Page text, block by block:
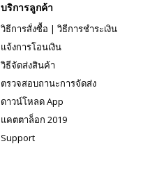
บริการลูกค้า
วิธีการสั่งซื้อ | วิธีการชำระเงิน
แจ้งการโอนเงิน
วิธีจัดส่งสินค้า
ตรวจสอบถานะการจัดส่ง
ดาวน์โหลด App
แคตตาล็อก 2019
Support